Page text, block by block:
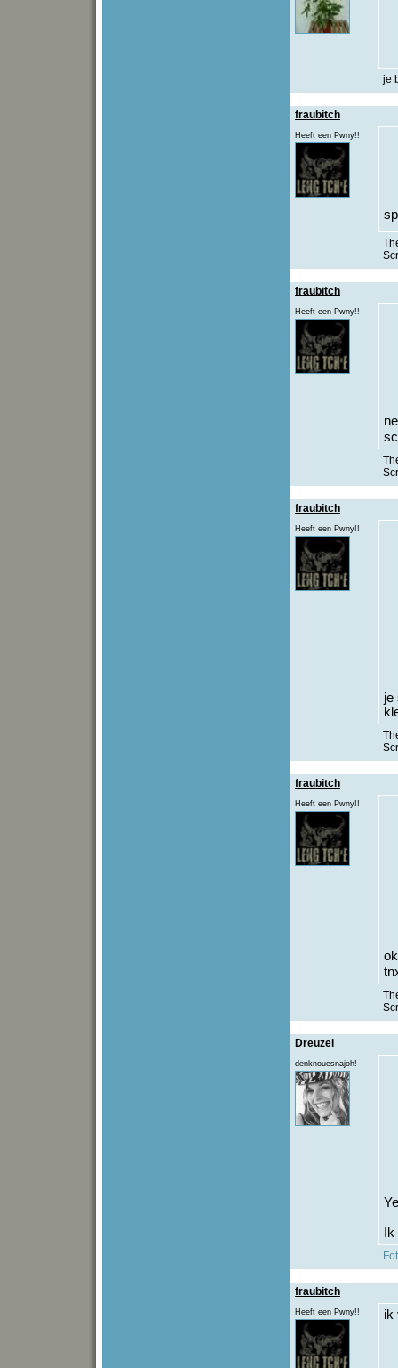
je
fraubitch
Heeft een Pwny!!
fraubitch
Heeft een Pwny!!
fraubitch
Heeft een Pwny!!
je
fraubitch
Heeft een Pwny!!
Dreuzel
denknouesnajoh!
fraubitch
Heeft een Pwny!! ik